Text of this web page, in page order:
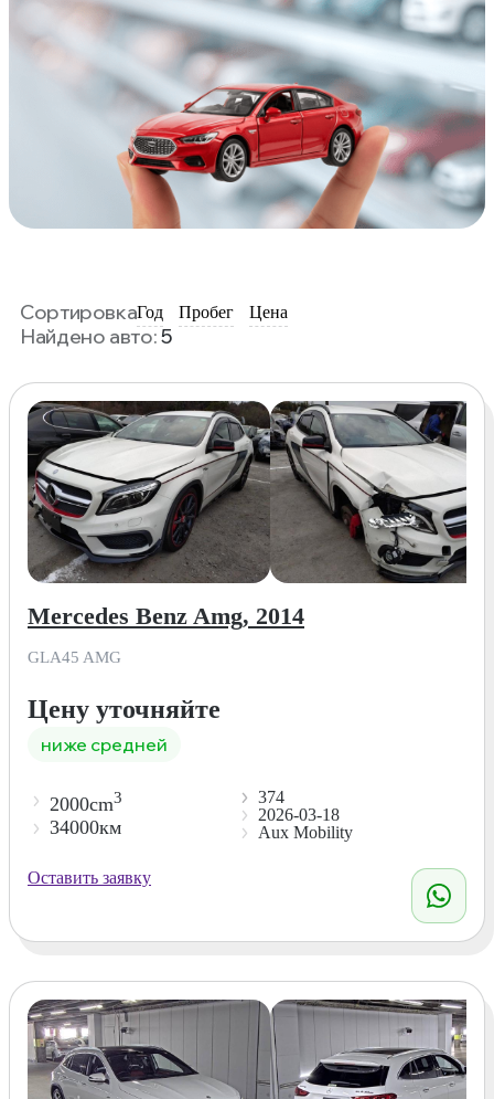
СортировкаГод Пробег Цена
Найдено авто:5
Mercedes Benz Amg, 2014
GLA45 AMG
Цену уточняйте
ниже средней
2000cm3
34000км
374
2026-03-18
Aux Mobility
Оставить заявку